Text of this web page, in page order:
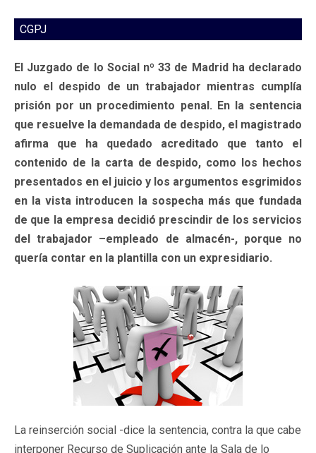
CGPJ
El Juzgado de lo Social nº 33 de Madrid ha declarado
nulo el despido de un trabajador mientras cumplía
prisión por un procedimiento penal. En la sentencia
que resuelve la demandada de despido, el magistrado
afirma que ha quedado acreditado que tanto el
contenido de la carta de despido, como los hechos
presentados en el juicio y los argumentos esgrimidos
en la vista introducen la sospecha más que fundada
de que la empresa decidió prescindir de los servicios
del trabajador –empleado de almacén-, porque no
quería contar en la plantilla con un expresidiario.
La reinserción social -dice la sentencia, contra la que cabe
interponer Recurso de Suplicación ante la Sala de lo